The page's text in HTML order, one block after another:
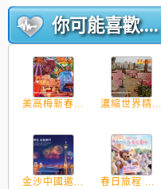
你可能喜歡....
美高梅新春... 濃縮世界精...
金沙中國邀... 春日旅程 ...